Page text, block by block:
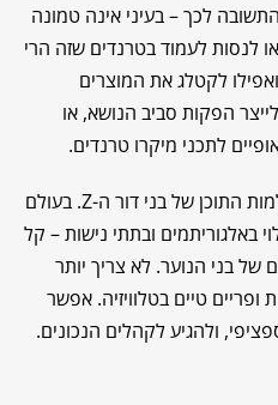
לכך – בעיני אינה טמונה
לנסות לעמוד בטרנדים שזה הרי
לקטלג את המוצרים
הפקות סביב הנושא, או
לתכני מיקרו טרנדים.
הרעיון הוא באמת להתחבר לעולמות התוכן של בני דור ה-Z. בעולם
באלגוריתמים ובתתי נישות – קל
בני הנוער. לא צריך יותר
טיים בטלוויזיה. אפשר
ולהגיע לקהלים הנכונים.